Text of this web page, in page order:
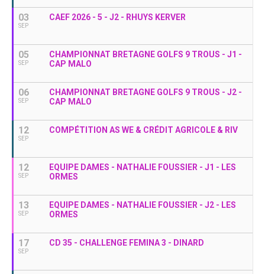
03
SEP
CAEF 2026 - 5 - J2 - RHUYS KERVER
05
SEP
CHAMPIONNAT BRETAGNE GOLFS 9 TROUS - J1 -
CAP MALO
06
SEP
CHAMPIONNAT BRETAGNE GOLFS 9 TROUS - J2 -
CAP MALO
12
SEP
COMPÉTITION AS WE & CRÉDIT AGRICOLE & RIV
12
SEP
EQUIPE DAMES - NATHALIE FOUSSIER - J1 - LES
ORMES
13
SEP
EQUIPE DAMES - NATHALIE FOUSSIER - J2 - LES
ORMES
17
SEP
CD 35 - CHALLENGE FEMINA 3 - DINARD